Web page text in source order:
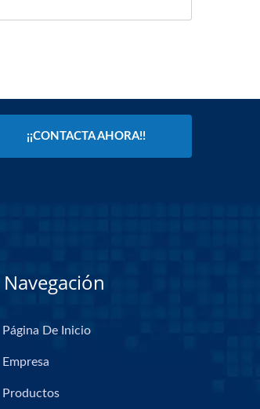
¡¡CONTACTA AHORA!!
Navegación
Página De Inicio
Empresa
Productos